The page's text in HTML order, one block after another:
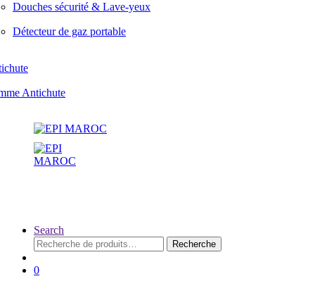
Douches sécurité & Lave-yeux
Détecteur de gaz portable
Antichute
Search
Recherche
pour :
Recherche
0